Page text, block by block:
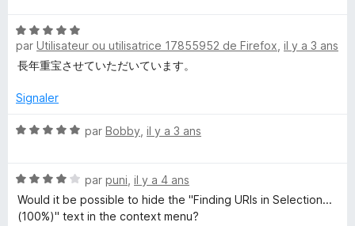
5
5
s
u
5
N
o
t
5
u
par Utilisateur ou utilisatrice 17855952 de Firefox il y a 3 ans
長年重宝させていただいています。
Signaler
N
é
5
s
par Bobby il y a 3 ans
N
o
par puni il y a 4 ans
Would it be possible to hide the "Finding URIs in Selection...
(100%)" text in the context menu?